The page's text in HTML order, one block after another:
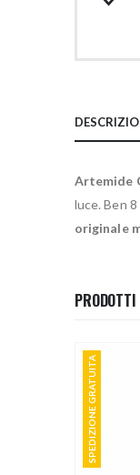
Artemide
luce. Ben
originale
SPEDIZIONE GRATUITA